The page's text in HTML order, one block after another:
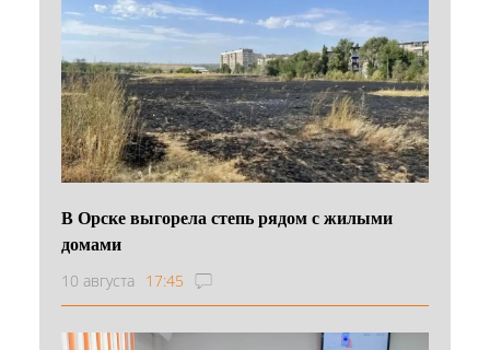
В Орске выгорела степь рядом с жилыми
домами
10 августа 17:45